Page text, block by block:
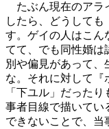
たぶん現在のアラ
したら、どうして
す。ゲイの人はこん
てて、でも同性婚は
別や偏見があって、
な。それに対して『
「下ユル」だった
事者目線で描いてい
できないことで、当